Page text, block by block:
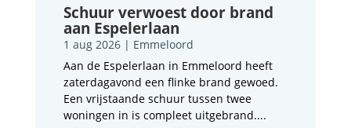
Schuur verwoest door brand
aan Espelerlaan
1 aug 2026| Emmeloord
Aan de Espelerlaan in Emmeloord heeft
zaterdagavond een flinke brand gewoed.
Een vrijstaande schuur tussen twee
woningen in is compleet uitgebrand....